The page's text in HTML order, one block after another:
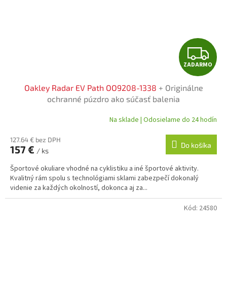
Z
A
A
R
M
ZADARMO
Oakley Radar EV Path OO9208-1338 + Originálne
ochranné púzdro ako súčasť balenia
Na sklade | Odosielame do 24 hodín
127.64 € bez DPH
157 € / ks
Do košíka
Športové okuliare vhodné na cyklistiku a iné športové aktivity.
Kvalitný rám spolu s technológiami sklami zabezpečí dokonalý
videnie za každých okolností, dokonca aj za...
Kód: 24580